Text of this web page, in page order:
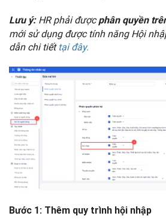
Lưu ý:HR phải đượcphân quyền
mới sử dụng được tính năng Hội
dẫn chi tiết tại đây.
Bước 1: Thêm quy trình hội nhập